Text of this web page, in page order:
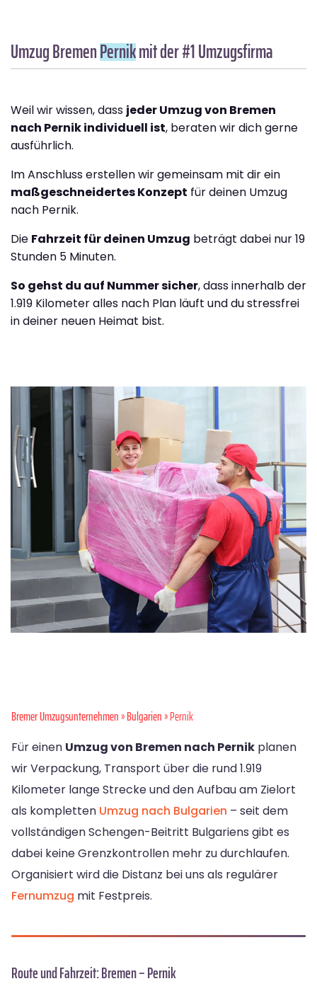
Umzug BremenPernikmit der #1 Umzugsfirma
Weil wir wissen, dass jeder Umzug von Bremen
nach Pernik individuell ist, beraten wir dich gerne
ausführlich.
Im Anschluss erstellen wir gemeinsam mit dir ein
maßgeschneidertes Konzept für deinen Umzug
nach Pernik.
Die Fahrzeit für deinen Umzug beträgt dabei nur 19
Stunden 5 Minuten.
So gehst du auf Nummer sicher, dass innerhalb der
1.919 Kilometer alles nach Plan läuft und du stressfrei
in deiner neuen Heimat bist.
Bremer Umzugsunternehmen»Bulgarien» Pernik
Für einen Umzug von Bremen nach Pernik planen
wir Verpackung, Transport über die rund 1.919
Kilometer lange Strecke und den Aufbau am Zielort
als kompletten Umzug nach Bulgarien – seit dem
vollständigen Schengen-Beitritt Bulgariens gibt es
dabei keine Grenzkontrollen mehr zu durchlaufen.
Organisiert wird die Distanz bei uns als regulärer
Fernumzug mit Festpreis.
Route und Fahrzeit: Bremen – Pernik